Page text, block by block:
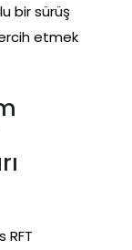
bir sürüş
etmek
RFT